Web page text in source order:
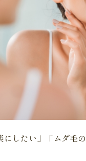
にしたい」「ムダ毛